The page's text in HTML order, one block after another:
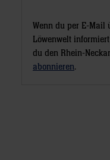
Wenn du per E-Mail
Löwenwelt
du den Rhein-
abonnieren.